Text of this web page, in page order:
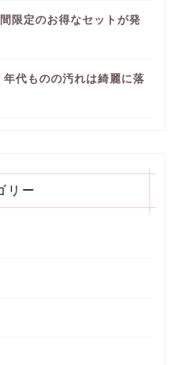
限定のお得なセットが発
代ものの汚れは綺麗に落
リー